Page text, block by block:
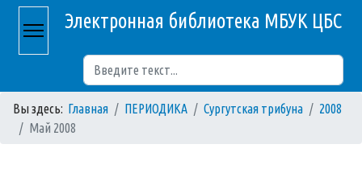
Электронная библиотека МБУК ЦБС
Вы здесь: Главная ПЕРИОДИКА Сургутская трибуна
2008
Май 2008